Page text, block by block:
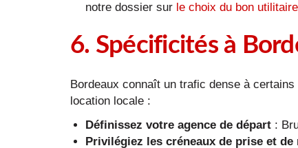
notre dossier sur le choix du bon
6. Spécificités à
Bordeaux connaît un trafic dense à
location locale :
Définissez votre agence de départ :
Privilégiez les créneaux de prise et